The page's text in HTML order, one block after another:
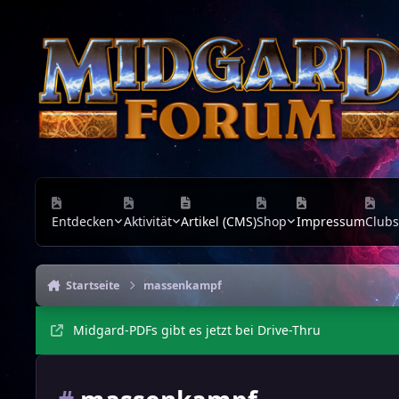
Entdecken Aktivität Artikel (CMS)Shop ImpressumClubs
Startseite massenkampf
Midgard-PDFs gibt es jetzt bei Drive-Thru